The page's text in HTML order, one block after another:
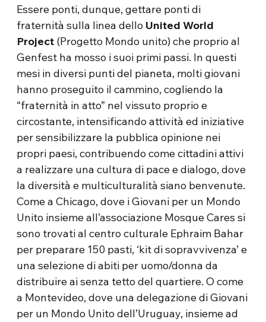
Essere ponti, dunque, gettare ponti di
fraternità sulla linea dello United World
Project (Progetto Mondo unito) che proprio al
Genfest ha mosso i suoi primi passi. In questi
mesi in diversi punti del pianeta, molti giovani
hanno proseguito il cammino, cogliendo la
“fraternità in atto” nel vissuto proprio e
circostante, intensificando attività ed iniziative
per sensibilizzare la pubblica opinione nei
propri paesi, contribuendo come cittadini attivi
a realizzare una cultura di pace e dialogo, dove
la diversità e multiculturalità siano benvenute.
Come a Chicago, dove i Giovani per un Mondo
Unito insieme all’associazione Mosque Cares si
sono trovati al centro culturale Ephraim Bahar
per preparare 150 pasti, ‘kit di sopravvivenza’ e
una selezione di abiti per uomo/donna da
distribuire ai senza tetto del quartiere. O come
a Montevideo, dove una delegazione di Giovani
per un Mondo Unito dell’Uruguay, insieme ad